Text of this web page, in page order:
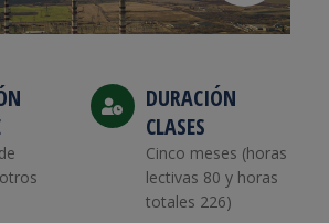
DURACIÓN
CLASES
Cinco meses (horas
lectivas 80 y horas
totales 226)